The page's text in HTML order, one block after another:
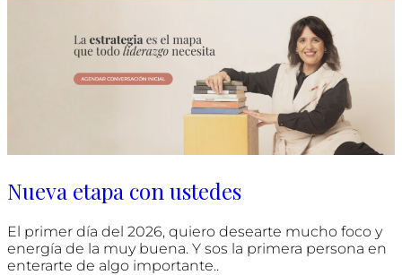
Nueva etapa con ustedes
El primer día del 2026, quiero desearte mucho foco y
energía de la muy buena. Y sos la primera persona en
enterarte de algo importante..